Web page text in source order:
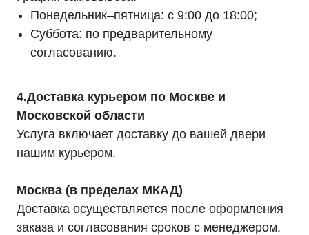
Понедельник–пятница: с 9:00 до 18:00;
Суббота: по предварительному
согласованию.
4.Доставка курьером по Москве и
Московской области
Услуга включает доставку до вашей двери
нашим курьером.
Москва (в пределах МКАД)
Доставка осуществляется после оформления
заказа и согласования сроков с менеджером,